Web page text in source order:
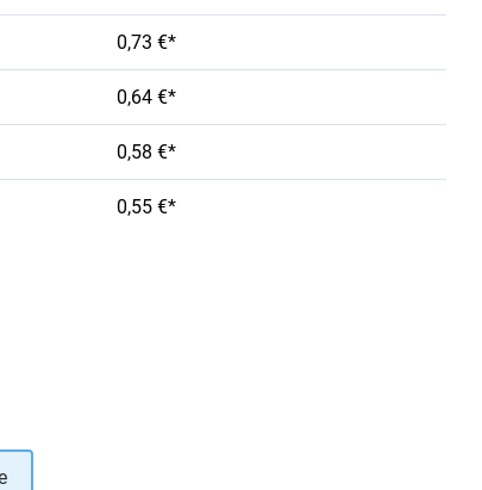
0,73 €*
0,64 €*
0,58 €*
0,55 €*